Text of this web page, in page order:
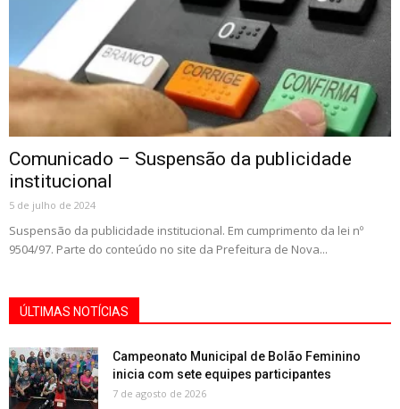
Comunicado – Suspensão da publicidade
institucional
5 de julho de 2024
Suspensão da publicidade institucional. Em cumprimento da lei nº
9504/97. Parte do conteúdo no site da Prefeitura de Nova...
ÚLTIMAS NOTÍCIAS
Campeonato Municipal de Bolão Feminino
inicia com sete equipes participantes
7 de agosto de 2026